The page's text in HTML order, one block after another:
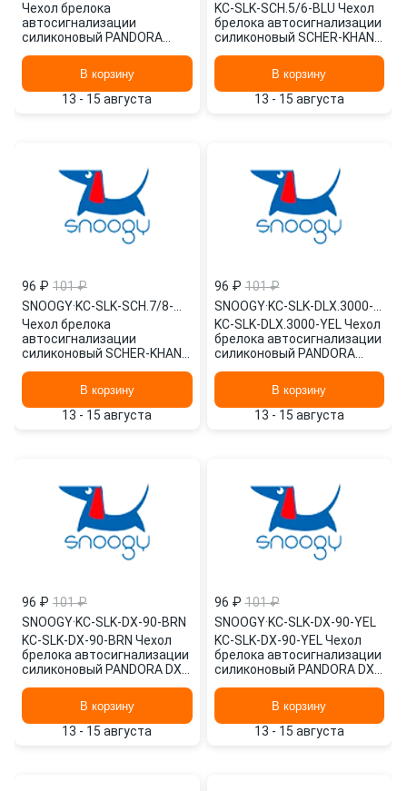
Чехол брелока
автосигнализации
силиконовый PANDORA
DLX.3000-GRN SNOOGY
В корзину
13 - 15 августа
KC-SLK-SCH.5/6-BLU Чехол
брелока автосигнализации
силиконовый SCHER-KHAN
SNOOGY
В корзину
13 - 15 августа
96 ₽ 101 ₽
SNOOGY·
Чехол брелока
автосигнализации
силиконовый SCHER-KHAN
белый/ KC-SLK-SCH.7/8-
WHT SNOOGYВ корзину
13 - 15 августа
96 ₽ 101 ₽
SNOOGY·
KC-SLK-DLX.3000-YEL Чехол
брелока автосигнализации
силиконовый PANDORA
В корзину
13 - 15 августа
96 ₽ 101 ₽
SNOOGY·KC-SLK-DX-90-BRN
KC-SLK-DX-90-BRN Чехол
брелока автосигнализации
силиконовый PANDORA DX-
В корзину
13 - 15 августа
96 ₽ 101 ₽
SNOOGY·KC-SLK-DX-90-YEL
KC-SLK-DX-90-YEL Чехол
брелока автосигнализации
силиконовый PANDORA DX-
В корзину
13 - 15 августа